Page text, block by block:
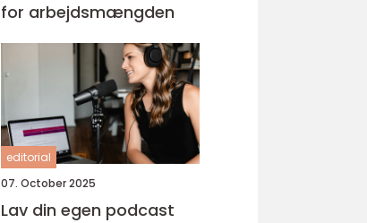
for arbejdsmængden
editorial
07. October 2025
Lav din egen podcast